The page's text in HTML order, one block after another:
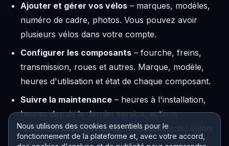
Nous utilisons des cookies essentiels pour le
fonctionnement de la plateforme et, avec votre accord,
Ajouter et gérer vos vélos – marques, modèles,
numéro de cadre, photos. Vous pouvez avoir
plusieurs vélos dans votre compte.
Configurer les composants – fourche, freins,
transmission, roues et autres. Marque, modèle,
heures d'utilisation et état de chaque composant.
Suivre la maintenance – heures à l'installation,
heures depuis le dernier service, actions
recommandées (révisions, remplacements) selon
l'usure.